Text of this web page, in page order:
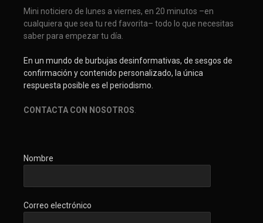
Mini noticiero de lunes a viernes, en 20 minutos –en
cualquiera que sea tu red favorita– todo lo que necesitas
saber para empezar tu día.
En un mundo de burbujas desinformativas, de sesgos de
confirmación y contenido personalizado, la única
respuesta posible es el periodismo.
CONTACTA CON NOSOTROS
Nombre
Correo electrónico